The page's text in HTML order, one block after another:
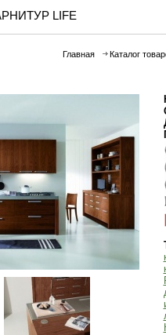
LIFE
Главная Каталог